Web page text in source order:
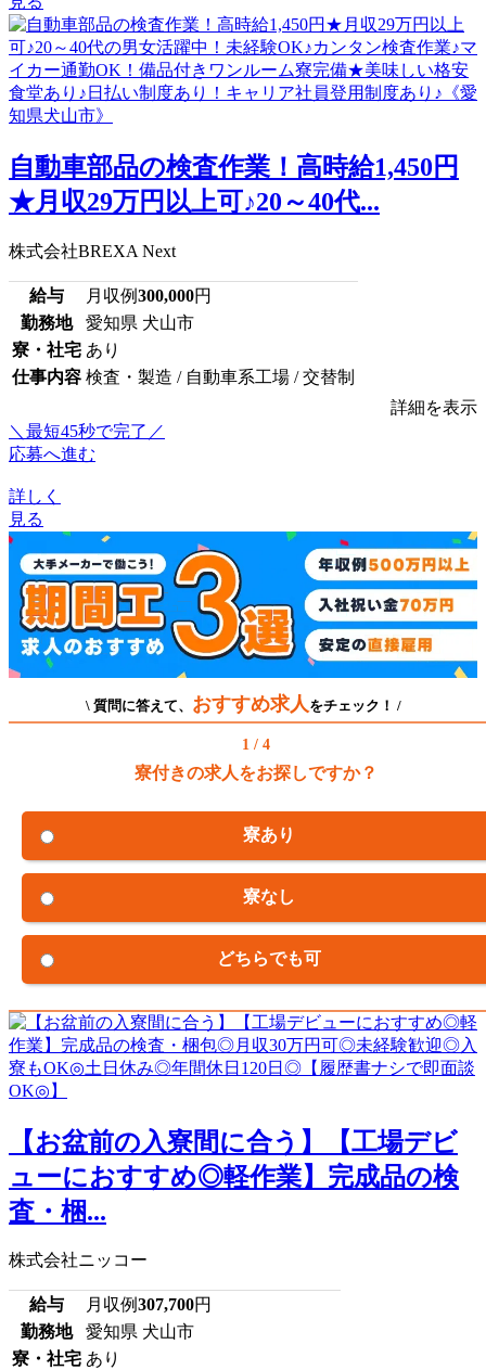
自動車部品の検査作業！高時給1,450円
★月収29万円以上可♪20～40代...
株式会社BREXA Next
給与 月収例300,000円
勤務地
愛知県 犬山市
寮・社宅 あり
仕事内容 検査・製造 / 自動車系工場 / 交替制
詳細を表示
＼最短45秒で完了／
応募へ進む
詳しく
見る
\ 質問に答えて、 おすすめ求人 をチェック！ /
1 / 4
寮付きの求人をお探しですか？
寮あり
寮なし
どちらでも可
【お盆前の入寮間に合う】【工場デビ
ューにおすすめ◎軽作業】完成品の検
査・梱...
株式会社ニッコー
給与 月収例307,700円
勤務地
愛知県 犬山市
寮・社宅 あり